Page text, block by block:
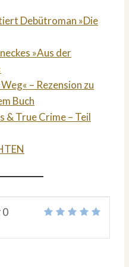
Debütroman »Die
»Aus der
– Rezension zu
Buch
& True Crime – Teil
0